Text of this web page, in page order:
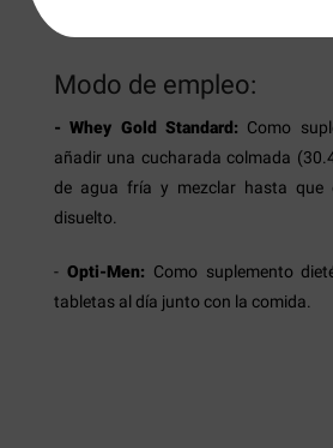
-
Modo de empleo:
- Whey Gold Standard: Como
añadir una cucharada colmada
de agua fría y mezclar hasta que
disuelto.
- Opti-Men: Como suplemento
tabletas al día junto con la comida.